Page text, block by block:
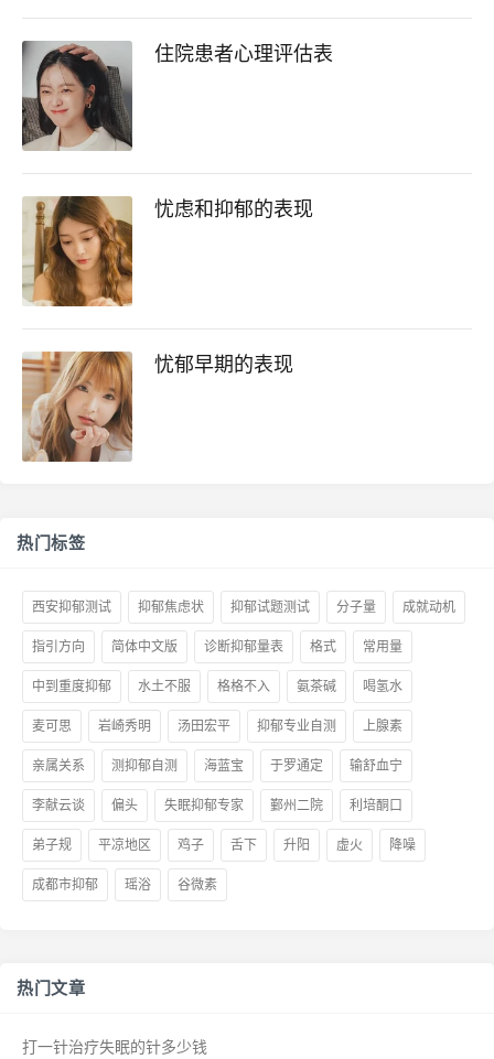
住院患者心理评估表
忧虑和抑郁的表现
忧郁早期的表现
热门标签
西安抑郁测试 抑郁焦虑状 抑郁试题测试 分子量 成就动机
指引方向 简体中文版 诊断抑郁量表 格式 常用量
中到重度抑郁 水土不服 格格不入 氨茶碱 喝氢水
麦可思 岩崎秀明 汤田宏平 抑郁专业自测 上腺素
亲属关系 测抑郁自测 海蓝宝 于罗通定 输舒血宁
李献云谈 偏头 失眠抑郁专家 鄞州二院 利培酮口
弟子规 平凉地区 鸡子 舌下 升阳 虚火 降噪
成都市抑郁 瑶浴 谷微素
热门文章
打一针治疗失眠的针多少钱